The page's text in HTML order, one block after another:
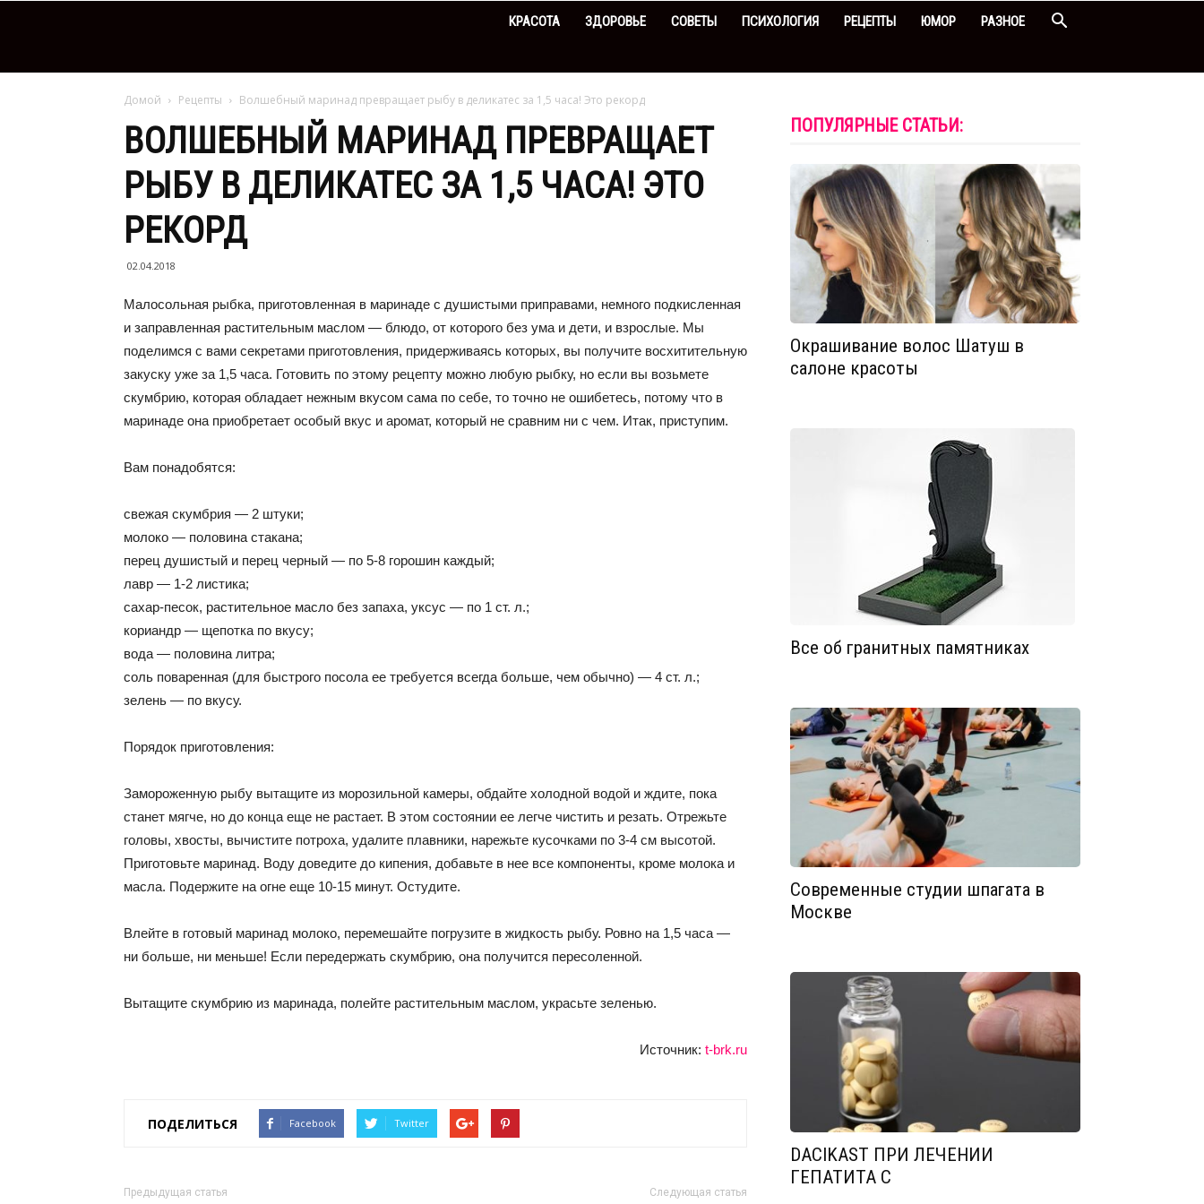
КРАСОТА ЗДОРОВЬЕ СОВЕТЫ ПСИХОЛОГИЯ РЕЦЕПТЫ ЮМОР РАЗНОЕ
Домой Рецепты Волшебный маринад превращает рыбу в деликатес за 1,5 часа! Это рекорд
ВОЛШЕБНЫЙ МАРИНАД ПРЕВРАЩАЕТ
РЫБУ В ДЕЛИКАТЕС ЗА 1,5 ЧАСА! ЭТО
РЕКОРД
02.04.2018
Малосольная рыбка, приготовленная в маринаде с душистыми приправами, немного подкисленная
и заправленная растительным маслом — блюдо, от которого без ума и дети, и взрослые. Мы
поделимся с вами секретами приготовления, придерживаясь которых, вы получите восхитительную
закуску уже за 1,5 часа. Готовить по этому рецепту можно любую рыбку, но если вы возьмете
скумбрию, которая обладает нежным вкусом сама по себе, то точно не ошибетесь, потому что в
маринаде она приобретает особый вкус и аромат, который не сравним ни с чем. Итак, приступим.
Вам понадобятся:
свежая скумбрия — 2 штуки;
молоко — половина стакана;
перец душистый и перец черный — по 5-8 горошин каждый;
лавр — 1-2 листика;
сахар-песок, растительное масло без запаха, уксус — по 1 ст. л.;
кориандр — щепотка по вкусу;
вода — половина литра;
соль поваренная (для быстрого посола ее требуется всегда больше, чем обычно) — 4 ст. л.;
зелень — по вкусу.
Порядок приготовления:
Замороженную рыбу вытащите из морозильной камеры, обдайте холодной водой и ждите, пока
станет мягче, но до конца еще не растает. В этом состоянии ее легче чистить и резать. Отрежьте
головы, хвосты, вычистите потроха, удалите плавники, нарежьте кусочками по 3-4 см высотой.
Приготовьте маринад. Воду доведите до кипения, добавьте в нее все компоненты, кроме молока и
масла. Подержите на огне еще 10-15 минут. Остудите.
Влейте в готовый маринад молоко, перемешайте погрузите в жидкость рыбу. Ровно на 1,5 часа —
ни больше, ни меньше! Если передержать скумбрию, она получится пересоленной.
Вытащите скумбрию из маринада, полейте растительным маслом, украсьте зеленью.
Источник: t-brk.ru
ПОДЕЛИТЬСЯ Facebook Twitter
Предыдущая статья Следующая статья
ПОПУЛЯРНЫЕ СТАТЬИ:
Окрашивание волос Шатуш в
салоне красоты
Все об гранитных памятниках
Современные студии шпагата в
Москве
DACIKAST ПРИ ЛЕЧЕНИИ
ГЕПАТИТА С